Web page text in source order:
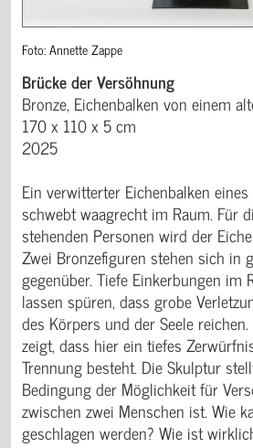
Foto: Annette Zappe
Brücke der Versöhnung
Bronze, Eichenbalken von einem
170 x 110 x 5 cm
2025
Ein verwitterter Eichenbalken
schwebt waagrecht im Raum. Für
stehenden Personen wird der
Zwei Bronzefiguren stehen sich in
gegenüber. Tiefe Einkerbungen im
lassen spüren, dass grobe
des Körpers und der Seele
zeigt, dass hier ein tiefes
Trennung besteht. Die Skulptur
Bedingung der Möglichkeit für
zwischen zwei Menschen ist. Wie
geschlagen werden? Wie ist